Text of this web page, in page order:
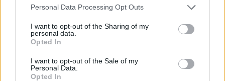
Please note that this website/app uses one or more Google
not limited to your visit or usage behaviour. You may click to
grant or deny consent to Google and its third-party tags to
use your data for below specified purposes in below Google
consent section.
Personal Data Processing Opt Outs
I want to opt-out of the Sharing of my
personal data.
Opted In
I want to opt-out of the Sale of my
Personal Data.
Opted In
“Mums ir milzīgs
daudzums munīcijas!”
Tramps draud ar cietumu
tiem, kuri apgalvo pretējo